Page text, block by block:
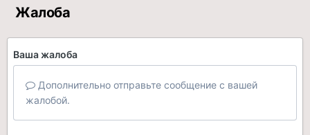
Жалоба
Ваша жалоба
Дополнительно отправьте сообщение с вашей
жалобой.